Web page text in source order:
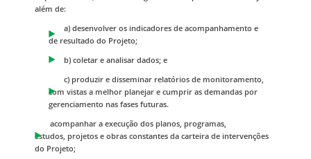
além de:
a) desenvolver os indicadores de acompanhamento e
de resultado do Projeto;
b) coletar e analisar dados; e
c) produzir e disseminar relatórios de monitoramento,
com vistas a melhor planejar e cumprir as demandas por
gerenciamento nas fases futuras.
acompanhar a execução dos planos, programas,
estudos, projetos e obras constantes da carteira de intervenções
do Projeto;